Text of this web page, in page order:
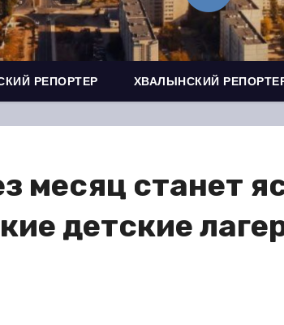
РЕПОРТЕР ХВАЛЫНСКИЙ
месяц станет
детские